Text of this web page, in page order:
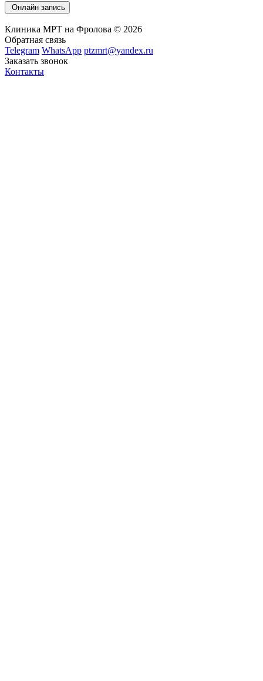
Онлайн запись
Клиника МРТ на Фролова © 2026
Обратная связь
Telegram WhatsApp ptzmrt@yandex.ru
Заказать звонок
Контакты